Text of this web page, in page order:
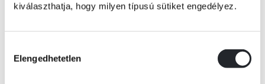
kiválaszthatja, hogy milyen típusú sütiket engedélyez.
kiválasztása
Elengedhetetlen
ÉRTESÍTÉST KÉREK